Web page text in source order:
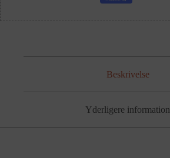
Beskrivelse
Yderligere information